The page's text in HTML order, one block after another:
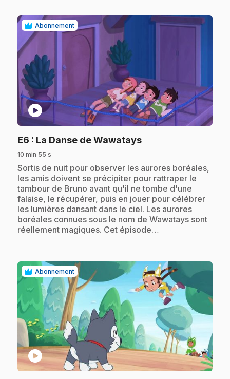
Abonnement
play_circle
E6 : La Danse de Wawatays.
10 min 55 s
.Sortis de nuit pour observer les aurores boréales,
les amis doivent se précipiter pour rattraper le
tambour de Bruno avant qu'il ne tombe d'une
falaise, le récupérer, puis en jouer pour célébrer
les lumières dansant dans le ciel. Les aurores
boréales connues sous le nom de Wawatays sont
réellement magiques. Cet épisode…
Abonnement
play_circle